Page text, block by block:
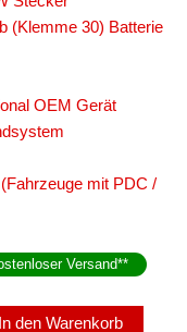
(Klemme 30) Batterie
OEM Gerät
mit PDC /
Versand**
In den Warenkorb